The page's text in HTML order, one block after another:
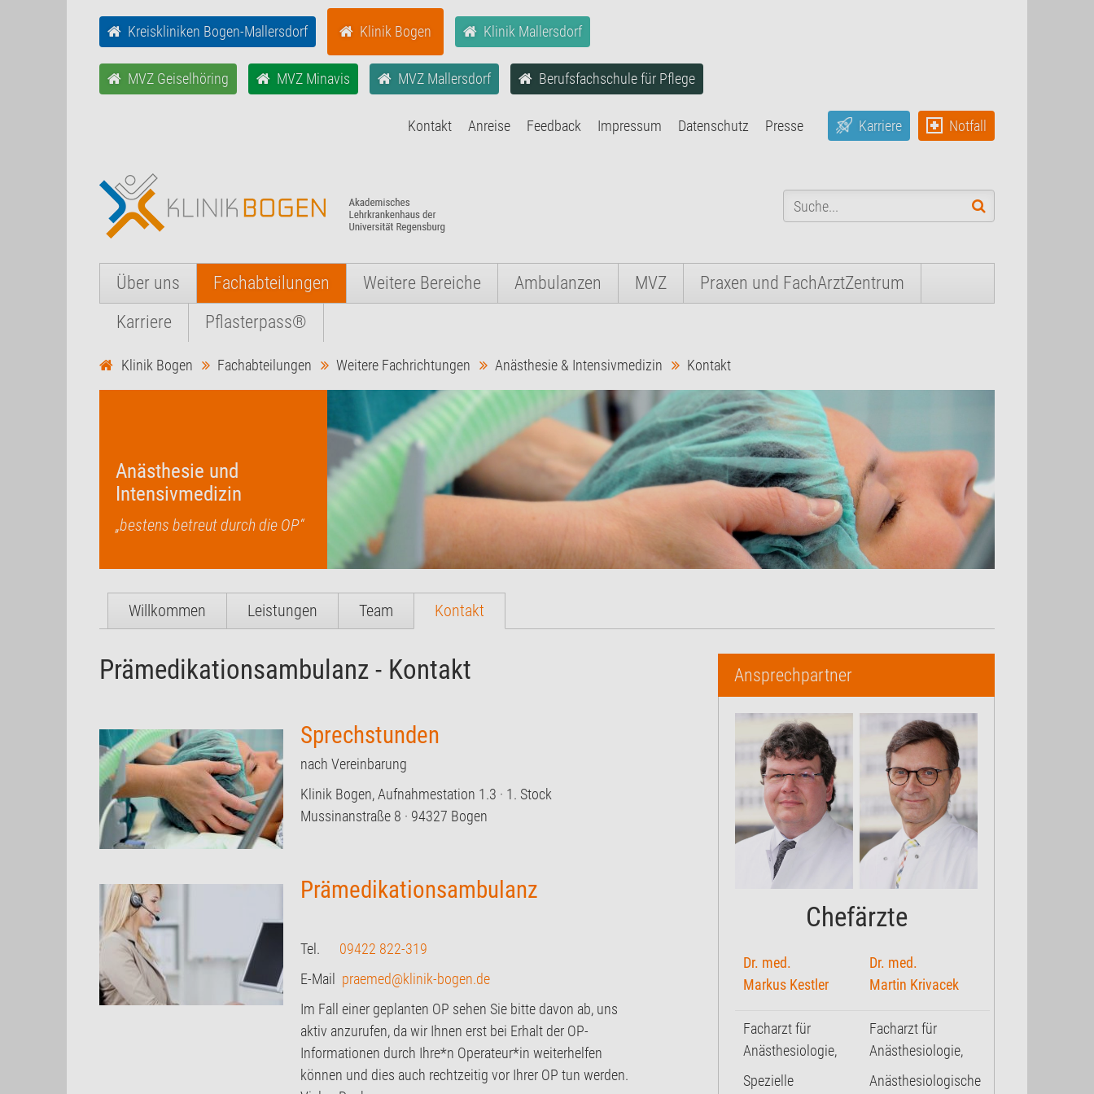
Kreiskliniken Bogen-Mallersdorf Klinik Bogen Klinik Mallersdorf
MVZ Geiselhöring MVZ Minavis MVZ Mallersdorf Berufsfachschule für Pflege
Kontakt Anreise Feedback Impressum Datenschutz Presse Karriere Notfall
Über uns Fachabteilungen Weitere Bereiche Ambulanzen MVZ
Praxen und FachArztZentrum
Karriere
Pflasterpass®
Klinik Bogen Fachabteilungen Weitere Fachrichtungen Anästhesie & Intensivmedizin Kontakt
Anästhesie und
Intensivmedizin
„bestens betreut durch die OP“
Willkommen Leistungen Team Kontakt
Prämedikationsambulanz - Kontakt
Sprechstunden
nach Vereinbarung
Klinik Bogen, Aufnahmestation 1.3 · 1. Stock
Mussinanstraße 8 · 94327 Bogen
Prämedikationsambulanz
Tel. 09422 822-319
E-Mail praemed@klinik-bogen.de
Im Fall einer geplanten OP sehen Sie bitte davon ab, uns
aktiv anzurufen, da wir Ihnen erst bei Erhalt der OP-
Informationen durch Ihre*n Operateur*in weiterhelfen
können und dies auch rechtzeitig vor Ihrer OP tun werden.
Ansprechpartner
Chefärzte
Dr. med.
Markus Kestler
Dr. med.
Martin Krivacek
Facharzt für
Anästhesiologie,
Spezielle
Facharzt für
Anästhesiologie,
Anästhesiologische